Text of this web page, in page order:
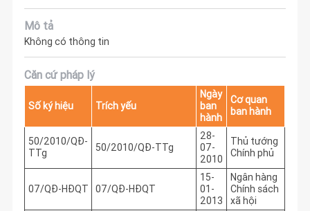
Mô tả
Không có thông tin
Căn cứ pháp lý
Số ký hiệu Trích yếu
Ngày
ban
hành
Cơ quan
ban hành
50/2010/QĐ-
TTg
50/2010/QĐ-TTg
28-
07-
2010
Thủ tướng
Chính phủ
07/QĐ-HĐQT 07/QĐ-HĐQT
15-
01-
2013
Ngân hàng
Chính sách
xã hội